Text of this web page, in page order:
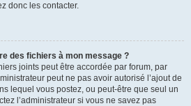
donc les contacter.
des fichiers à mon message ?
joints peut être accordée par forum, par
peut ne pas avoir autorisé l’ajout de
lequel vous postez, ou peut-être que seul un
l’administrateur si vous ne savez pas